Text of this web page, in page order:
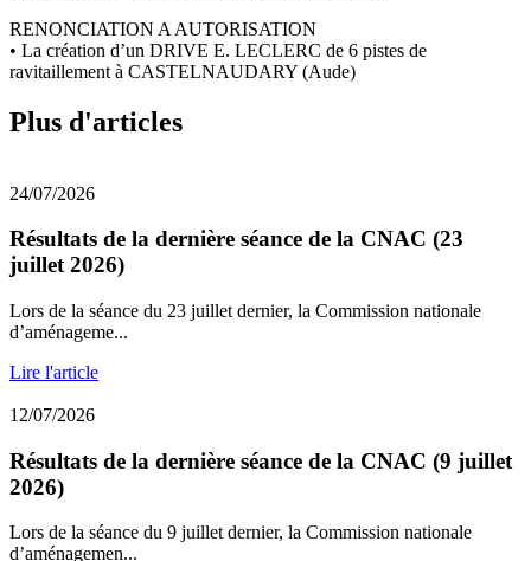
RENONCIATION A AUTORISATION
• La création d’un DRIVE E. LECLERC de 6 pistes de
ravitaillement à CASTELNAUDARY (Aude)
Plus d'articles
24/07/2026
Résultats de la dernière séance de la CNAC (23
juillet 2026)
Lors de la séance du 23 juillet dernier, la Commission nationale
d’aménageme...
Lire l'article
12/07/2026
Résultats de la dernière séance de la CNAC (9 juillet
2026)
Lors de la séance du 9 juillet dernier, la Commission nationale
d’aménagemen...